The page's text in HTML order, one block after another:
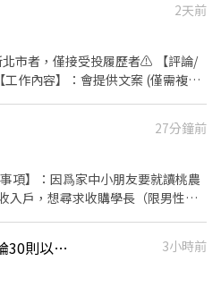
手續費。
2天前
，僅接受投履歷者⚠️ 【評論/
作內容】：會提供文案 (僅需複製
刪除.務必保密商家資訊 4.當天已評
式確認沒有被屏蔽評論，確認完
先截圖確認等級（僅接受4級以上帳
27分鐘前
項】：因爲家中小朋友要就讀桃農
入戶，想尋求收購學長（限男性）
尋找Google 4級以上並評論30則以上之在地嚮導 一人限評論一則
3小時前